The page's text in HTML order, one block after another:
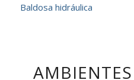
Baldosa hidráulica